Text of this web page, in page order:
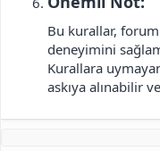
Bu kurallar,
deneyimini
Kurallara
askıya alınabilir